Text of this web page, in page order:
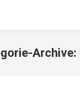
Archive: